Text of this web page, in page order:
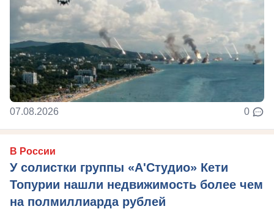
07.08.2026 0
В России
У солистки группы «А'Студио» Кети
Топурии нашли недвижимость более чем
на полмиллиарда рублей